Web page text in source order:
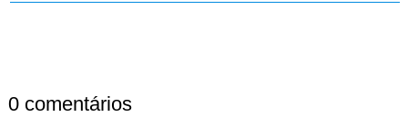
0 comentários